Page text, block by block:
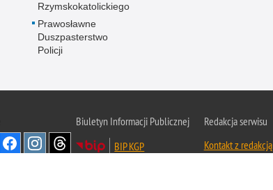
Rzymskokatolickiego
Prawosławne
Duszpasterstwo
Policji
Biuletyn Informacji Publicznej
BIP KGP
Redakcja serwisu
Kontakt z redakcją